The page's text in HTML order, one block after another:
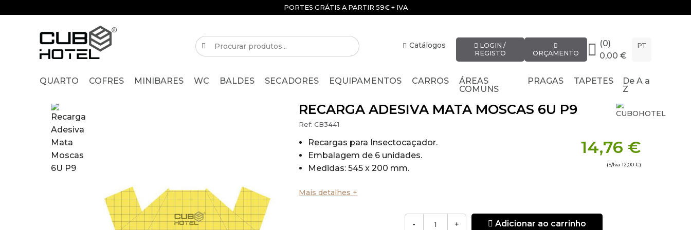
PORTES GRÁTIS A PARTIR 59€ + IVA
Catálogos
LOGIN /
REGISTO
ORÇAMENTO
(0)
0,00 €
PT
QUARTO COFRES MINIBARES WC BALDES SECADORES EQUIPAMENTOS CARROS
ÁREAS
COMUNS
PRAGAS TAPETES
De A a
Z
RECARGA ADESIVA MATA MOSCAS 6U P9
Ref:CB3441
14,76 €
(S/Iva 12,00 €)
Recargas para Insectocaçador.
Embalagem de 6 unidades.
Medidas: 545 x 200 mm.
Mais detalhes +
- + Adicionar ao carrinho